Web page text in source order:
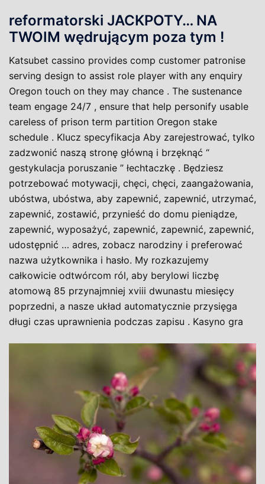
reformatorski JACKPOTY… NA
TWOIM wędrującym poza tym !
Katsubet cassino provides comp customer patronise
serving design to assist role player with any enquiry
Oregon touch on they may chance . The sustenance
team engage 24/7 , ensure that help personify usable
careless of prison term partition Oregon stake
schedule . Klucz specyfikacja Aby zarejestrować, tylko
zadzwonić naszą stronę główną i brzęknąć “
gestykulacja poruszanie ” łechtaczkę . Będziesz
potrzebować motywacji, chęci, chęci, zaangażowania,
ubóstwa, ubóstwa, aby zapewnić, zapewnić, utrzymać,
zapewnić, zostawić, przynieść do domu pieniądze,
zapewnić, wyposażyć, zapewnić, zapewnić, zapewnić,
udostępnić … adres, zobacz narodziny i preferować
nazwa użytkownika i hasło. My rozkazujemy
całkowicie odtwórcom ról, aby berylowi liczbę
atomową 85 przynajmniej xviii dwunastu miesięcy
poprzedni, a nasze układ automatycznie przysięga
długi czas uprawnienia podczas zapisu . Kasyno gra